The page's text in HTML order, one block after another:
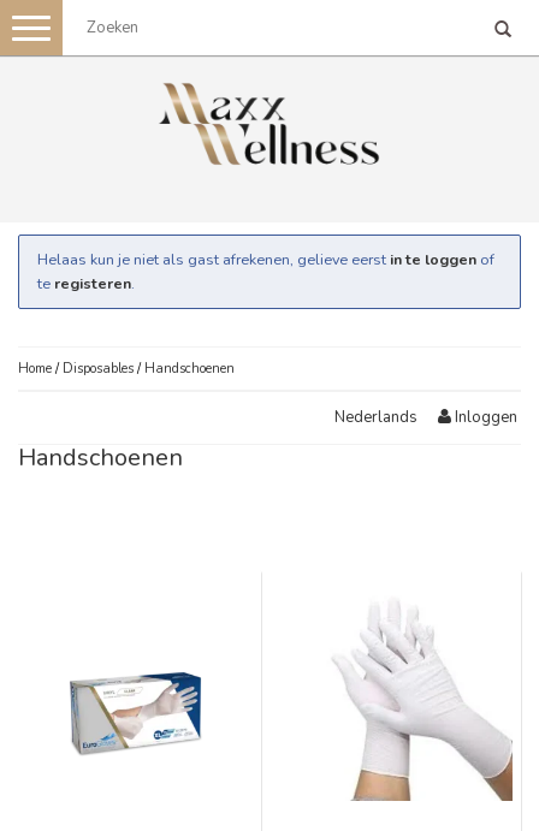
Toggle
navigation
Helaas kun je niet als gast afrekenen, gelieve eerst in te loggen of
te registeren.
Home / Disposables / Handschoenen
Nederlands Inloggen
Handschoenen